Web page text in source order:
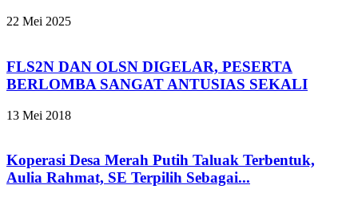
22 Mei 2025
FLS2N DAN OLSN DIGELAR, PESERTA
BERLOMBA SANGAT ANTUSIAS SEKALI
13 Mei 2018
Koperasi Desa Merah Putih Taluak Terbentuk,
Aulia Rahmat, SE Terpilih Sebagai...